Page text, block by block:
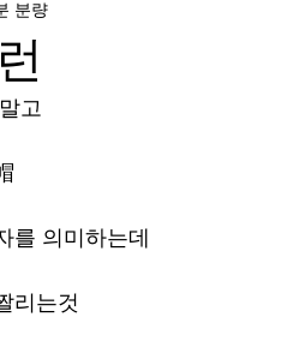
분량
고
를 의미하는데
리는것